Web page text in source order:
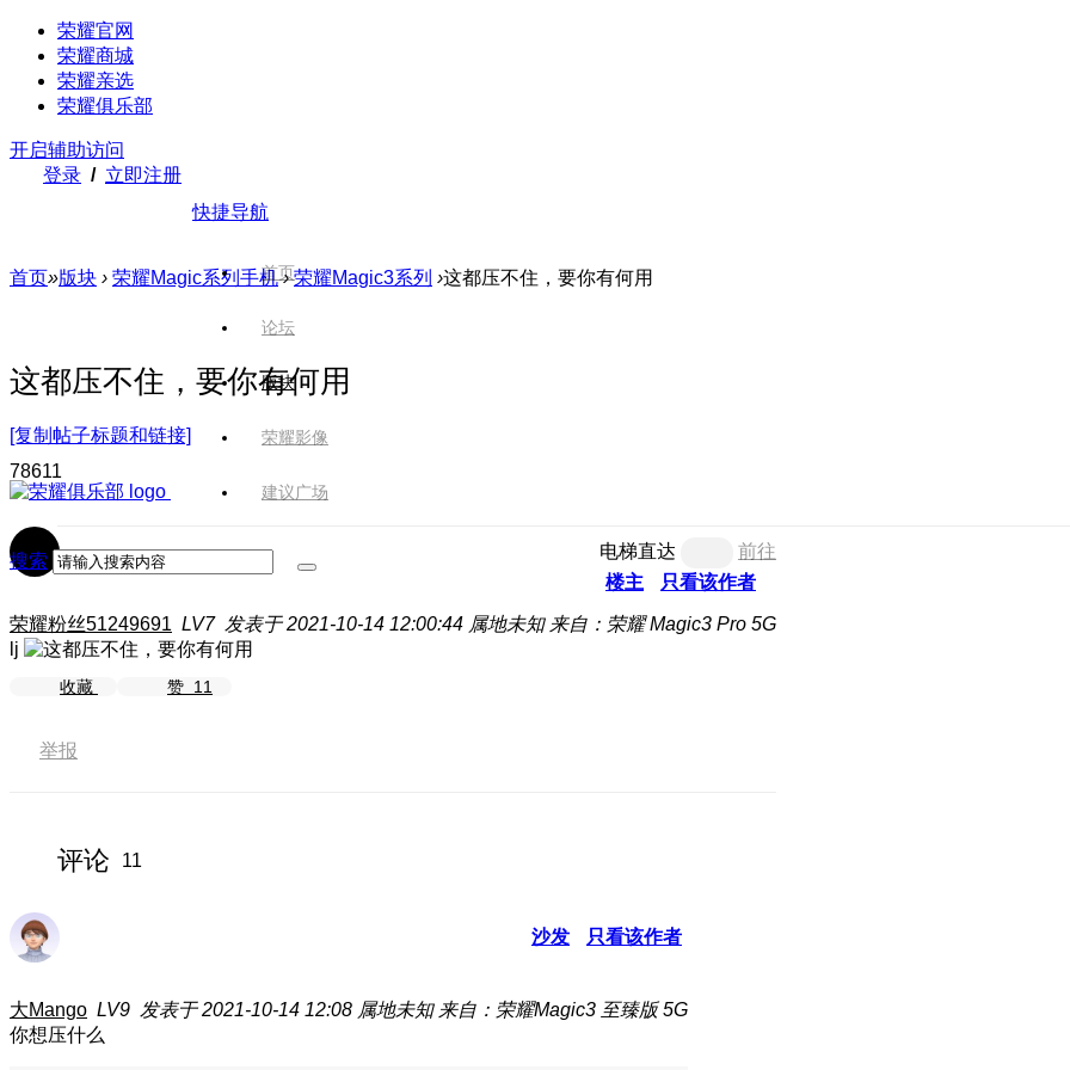
荣耀官网
荣耀商城
荣耀亲选
荣耀俱乐部
开启辅助访问
登录 / 立即注册
快捷导航
首页
论坛
版块
荣耀影像
建议广场
搜索
首页»版块 › 荣耀Magic系列手机 › 荣耀Magic3系列 ›这都压不住，要你有何用
这都压不住，要你有何用
[复制帖子标题和链接]
78611
电梯直达
前往
楼主
只看该作者
荣耀粉丝51249691 LV7 发表于 2021-10-14 12:00:44 属地未知 来自：荣耀 Magic3 Pro 5G
lj
收藏 赞 11
举报
评论 11
沙发 只看该作者
大Mango LV9 发表于 2021-10-14 12:08 属地未知 来自：荣耀Magic3 至臻版 5G
你想压什么